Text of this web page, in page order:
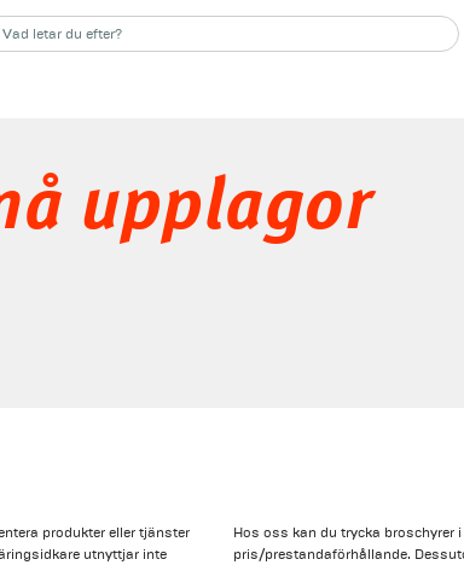
upplagor
produkter eller tjänster
utnyttjar inte
Hos oss kan du trycka broschyrer
pris/prestandaförhållande.